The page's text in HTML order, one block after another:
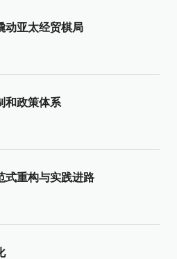
动亚太经贸棋局
和政策体系
式重构与实践进路